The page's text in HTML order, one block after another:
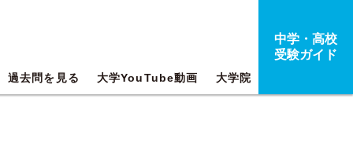
過去問を見る 大学YouTube動画 大学院
中学・高校
受験ガイド